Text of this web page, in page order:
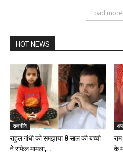
Load more
HOT NEWS
राजनीति
राहुल गांधी को समझाया 8 साल की बच्ची
ने राफेल मामला,...
के